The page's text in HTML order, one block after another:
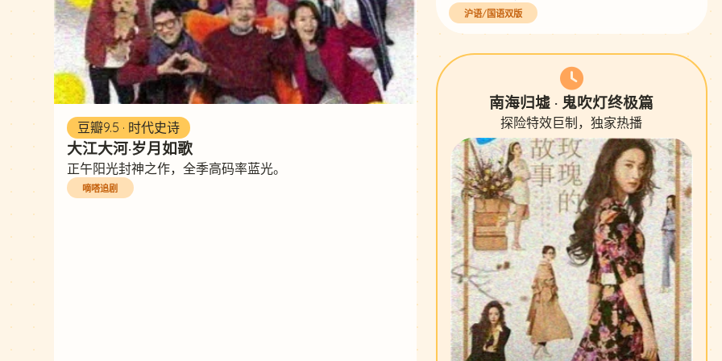
豆瓣9.5 · 时代史诗
大江大河·岁月如歌
正午阳光封神之作，全季高码率蓝光。
嘀嗒追剧
沪语/国语双版
南海归墟 · 鬼吹灯终极篇
探险特效巨制，独家热播